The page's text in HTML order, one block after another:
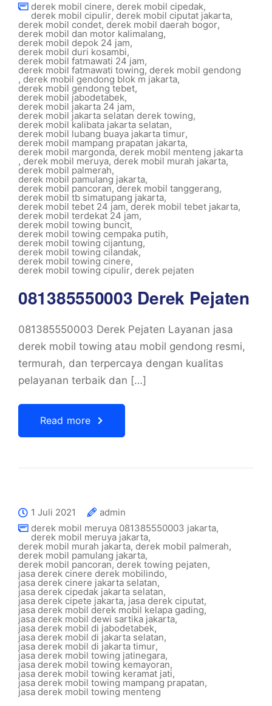
derek mobil cinere, derek mobil cipedak,
derek mobil cipulir, derek mobil ciputat jakarta,
derek mobil condet, derek mobil daerah bogor,
derek mobil dan motor kalimalang,
derek mobil depok 24 jam,
derek mobil duri kosambi,
derek mobil fatmawati 24 jam,
derek mobil fatmawati towing, derek mobil gendong
, derek mobil gendong blok m jakarta,
derek mobil gendong tebet,
derek mobil jabodetabek,
derek mobil jakarta 24 jam,
derek mobil jakarta selatan derek towing,
derek mobil kalibata jakarta selatan,
derek mobil lubang buaya jakarta timur,
derek mobil mampang prapatan jakarta,
derek mobil margonda,derek mobil menteng jakarta
, derek mobil meruya, derek mobil murah jakarta,
derek mobil palmerah,
derek mobil pamulang jakarta,
derek mobil pancoran,derek mobil tanggerang,
derek mobil tb simatupang jakarta,
derek mobil tebet 24 jam,derek mobil tebet jakarta,
derek mobil terdekat 24 jam,
derek mobil towing buncit,
derek mobil towing cempaka putih,
derek mobil towing cijantung,
derek mobil towing cilandak,
derek mobil towing cinere,
derek mobil towing cipulir, derek pejaten
081385550003 Derek Pejaten
081385550003 Derek Pejaten Layanan jasa
derek mobil towing atau mobil gendong resmi,
termurah, dan terpercaya dengan kualitas
pelayanan terbaik dan […]
Read more
1 Juli 2021
admin
derek mobil meruya 081385550003 jakarta,
derek mobil meruya jakarta,
derek mobil murah jakarta, derek mobil palmerah,
derek mobil pamulang jakarta,
derek mobil pancoran,derek towing pejaten,
jasa derek cinere derek mobilindo,
jasa derek cinere jakarta selatan,
jasa derek cipedak jakarta selatan,
jasa derek cipete jakarta, jasa derek ciputat,
jasa derek mobil derek mobil kelapa gading,
jasa derek mobil dewi sartika jakarta,
jasa derek mobil di jabodetabek,
jasa derek mobil di jakarta selatan,
jasa derek mobil di jakarta timur,
jasa derek mobil towing jatinegara,
jasa derek mobil towing kemayoran,
jasa derek mobil towing keramat jati,
jasa derek mobil towing mampang prapatan,
jasa derek mobil towing menteng